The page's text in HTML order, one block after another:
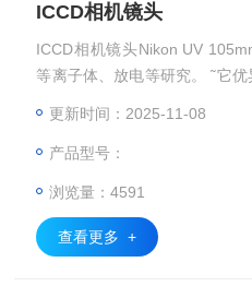
ICCD相机镜头
ICCD相机镜头Nikon UV
等离子体、放电等研究。 ˜它优异的紫外响应特性，可以在22
范围内均可以保持非常小的像失
更新时间：2025-11-08
产品型号：
浏览量：4591
查看更多 +